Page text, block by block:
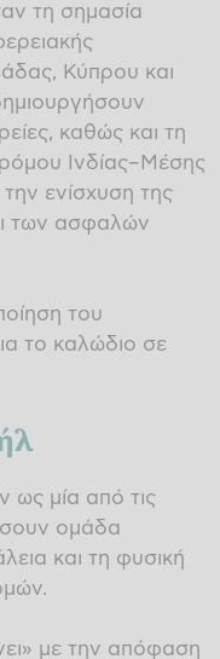
τη σημασία
Κύπρου και
καθώς και τη
Ινδίας–Μέσης
ενίσχυση της
των ασφαλών
του
το καλώδιο σε
ως μία από τις
ομάδα
και τη φυσική
με την απόφαση